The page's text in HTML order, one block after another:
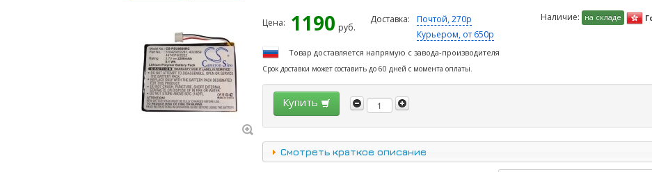
Цена: 1190 руб.
Доставка:
Почтой, 270р
Курьером, от 650р
Наличие: на складе
Товар доставляется напрямую с завода-производителя
Срок доставки может составить до 60 дней с момента оплаты.
Купить
Смотреть краткое описание